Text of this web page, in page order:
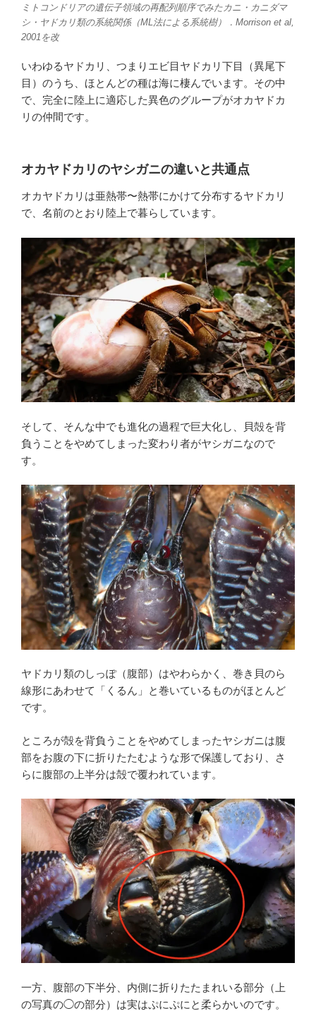
ミトコンドリアの遺伝子領域の再配列順序でみたカニ・カニダマ
シ・ヤドカリ類の系統関係（ML法による系統樹）．Morrison et al,
2001を改
いわゆるヤドカリ、つまりエビ目ヤドカリ下目（異尾下
目）のうち、ほとんどの種は海に棲んでいます。その中
で、完全に陸上に適応した異色のグループがオカヤドカ
リの仲間です。
オカヤドカリのヤシガニの違いと共通点
オカヤドカリは亜熱帯〜熱帯にかけて分布するヤドカリ
で、名前のとおり陸上で暮らしています。
そして、そんな中でも進化の過程で巨大化し、貝殻を背
負うことをやめてしまった変わり者がヤシガニなので
す。
ヤドカリ類のしっぽ（腹部）はやわらかく、巻き貝のら
線形にあわせて「くるん」と巻いているものがほとんど
です。
ところが殻を背負うことをやめてしまったヤシガニは腹
部をお腹の下に折りたたむような形で保護しており、さ
らに腹部の上半分は殻で覆われています。
一方、腹部の下半分、内側に折りたたまれいる部分（上
の写真の◯の部分）は実はぷにぷにと柔らかいのです。